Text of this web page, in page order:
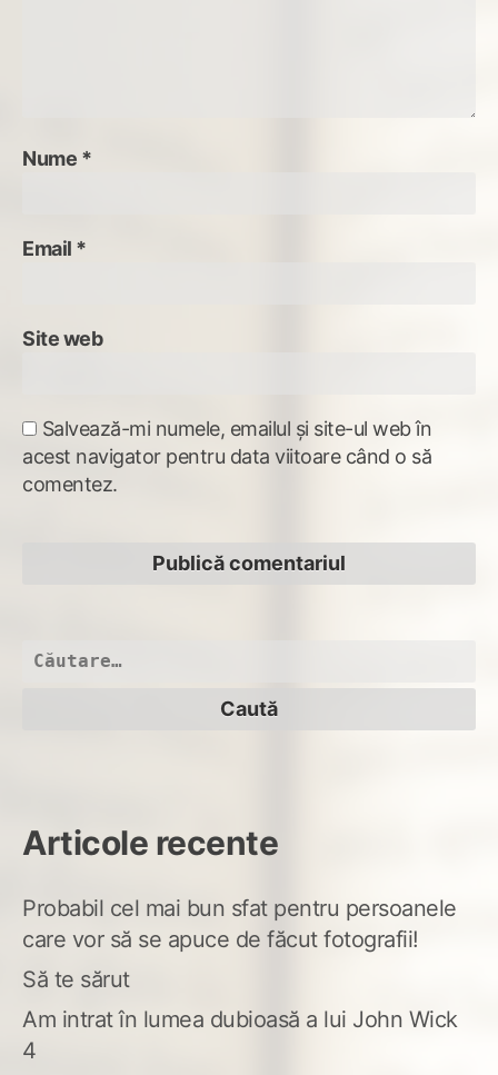
Nume *
Email *
Site web
Salvează-mi numele, emailul și site-ul web în
acest navigator pentru data viitoare când o să
comentez.
Caută
Articole recente
Probabil cel mai bun sfat pentru persoanele
care vor să se apuce de făcut fotografii!
Să te sărut
Am intrat în lumea dubioasă a lui John Wick
4